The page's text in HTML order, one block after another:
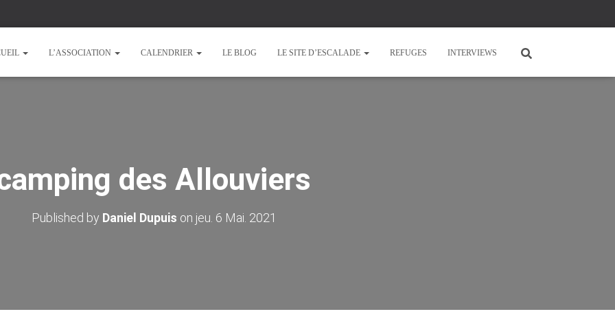
L’ASSOCIATION CALENDRIER LE BLOG LE SITE D’ESCALADE REFUGES INTERVIEWS
des Allouviers
Published by Daniel Dupuis on jeu. 6 Mai. 2021